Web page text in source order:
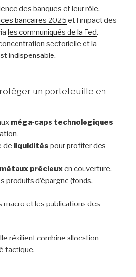
des banques et leur rôle,
bancaires 2025 et l’impact des
les communiqués de la Fed.
sectorielle et la
indispensable.
un portefeuille en
méga‑caps technologiques
de liquidités pour profiter des
métaux précieuxen couverture.
produits d’épargne (fonds,
macro et les publications des
résilient combine allocation
tactique.